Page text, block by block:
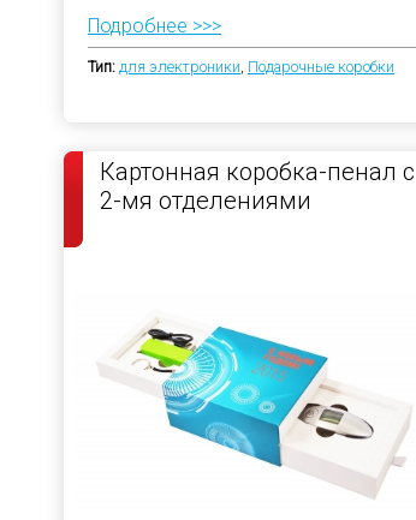
Подробнее >>>
Тип: для электроники, Подарочные коробки
Картонная коробка-пенал с
2-мя отделениями